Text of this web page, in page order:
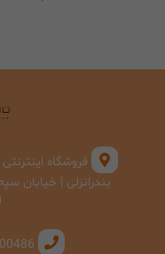
فروشگاه
بندرانزلی | خیابان